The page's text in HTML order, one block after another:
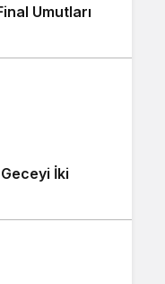
Umutları
İki